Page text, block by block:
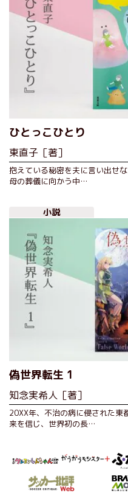
ひとっこひとり
東直子［著］
抱えている秘密を夫に言い出せ
母の葬儀に向かう中…
小説
偽世界転生 1
知念実希人［著］
20XX年、不治の病に侵された東
来を信じ、世界初の長…